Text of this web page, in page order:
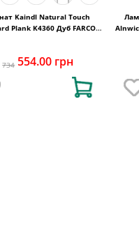
Kaindl Natural Touch
Plank K4360 Дуб FARCO
734 554.00 грн